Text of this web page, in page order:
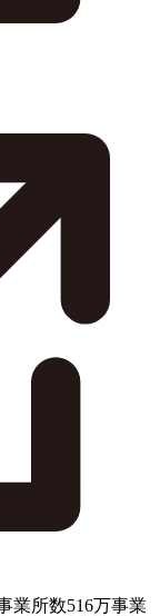
業所数516万事業